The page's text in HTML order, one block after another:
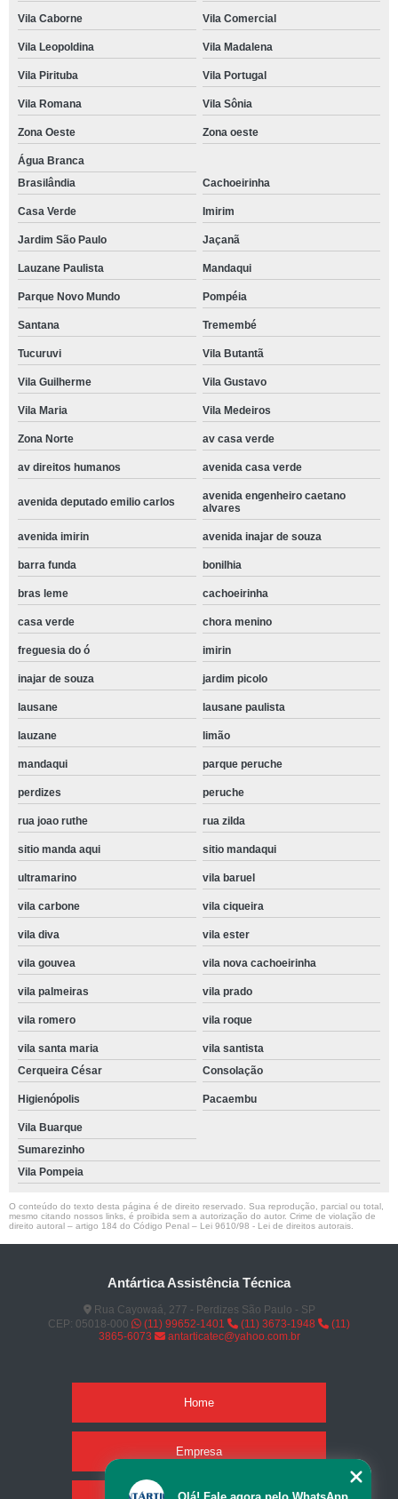
Vila Caborne Vila Comercial
Vila Leopoldina Vila Madalena
Vila Pirituba Vila Portugal
Vila Romana Vila Sônia
Zona Oeste Zona oeste
Água Branca
Brasilândia
Cachoeirinha
Casa Verde Imirim
Jardim São Paulo Jaçanã
Lauzane Paulista Mandaqui
Parque Novo Mundo Pompéia
Santana Tremembé
Tucuruvi Vila Butantã
Vila Guilherme Vila Gustavo
Vila Maria Vila Medeiros
Zona Norte av casa verde
av direitos humanos avenida casa verde
avenida deputado emilio carlos
avenida engenheiro caetano
alvares
avenida imirin avenida inajar de souza
barra funda bonilhia
bras leme cachoeirinha
casa verde chora menino
freguesia do ó imirin
inajar de souza jardim picolo
lausane lausane paulista
lauzane limão
mandaqui parque peruche
perdizes peruche
rua joao ruthe rua zilda
sitio manda aqui sitio mandaqui
ultramarino vila baruel
vila carbone vila ciqueira
vila diva vila ester
vila gouvea vila nova cachoeirinha
vila palmeiras vila prado
vila romero vila roque
vila santa maria
vila santista
Cerqueira César
Consolação
Higienópolis Pacaembu
Vila Buarque
Sumarezinho
Vila Pompeia
O conteúdo do texto desta página é de direito reservado. Sua reprodução, parcial ou total,
mesmo citando nossos links, é proibida sem a autorização do autor. Crime de violação de
direito autoral – artigo 184 do Código Penal – Lei 9610/98 - Lei de direitos autorais
Antártica Assistência Técnica
Rua Cayowaá, 277 - Perdizes São Paulo - SP
CEP: 05018-000
(11) 99652-1401 (11) 3673-1948
(11)
3865-6073
antarticatec@yahoo.com.br
Home
Empresa